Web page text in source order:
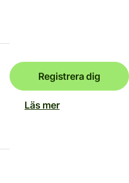
Registrera dig
Läs mer